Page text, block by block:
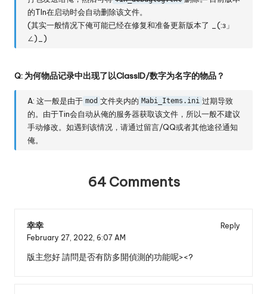
的TIn在启动时会自动删除该文件。
(其实一般情况下俺可能已经在修复和准备更新版本了 _(:з」
∠)_)
Q: 为何物品记录中出现了以ClassID/数字为名字的物品？
A: 这一般是由于 mod 文件夹内的 Mabi_Items.ini 过期导致
的。由于Tin会自动从俺的服务器获取该文件，所以一般不建议
手动修改。如遇到该情况，请通过留言/QQ或者其他途径通知
俺。
64 Comments
幸幸
Reply
February 27, 2022, 6:07 AM
版主您好 請問是否有防多開偵測的功能呢><?